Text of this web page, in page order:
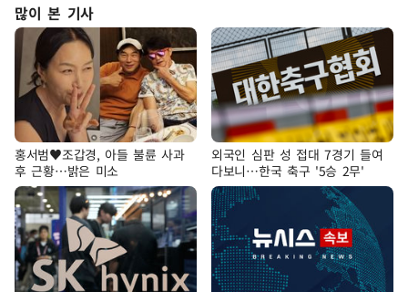
많이 본 기사
홍서범♥조갑경, 아들 불륜 사과
후 근황…밝은 미소
외국인 심판 성 접대 7경기 들여
다보니…한국 축구 '5승 2무'